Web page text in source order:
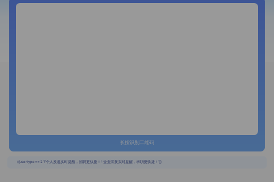
长按识别二维码
{{usertype=='2'?'个人投递实时提醒，招聘更快捷！':'企业回复实时提醒，求职更快捷！'}}